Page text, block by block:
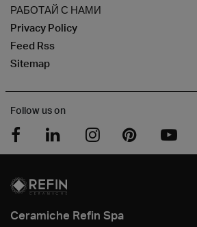
РАБОТАЙ С НАМИ
Privacy Policy
Feed Rss
Sitemap
Follow us on
Ceramiche Refin Spa